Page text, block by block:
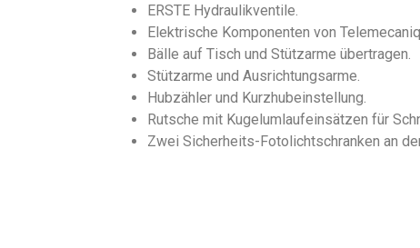
ERSTE Hydraulikventile.
Elektrische Komponenten von
Bälle auf Tisch und Stützarme übertragen.
Stützarme und Ausrichtungsarme.
Hubzähler und Kurzhubeinstellung.
Rutsche mit Kugelumlaufeinsätzen für
Zwei Sicherheits-Fotolichtschranken an